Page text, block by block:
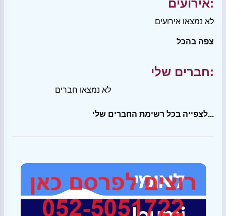
אירועים:
לא נמצאו אירועים
צפה בהכל
חברים שלי:
לא נמצאו חברים
לצפייה בכל רשימת החברים שלי...